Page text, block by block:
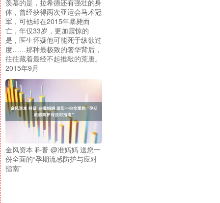
羡慕的是，拉希德还有强壮的身
体，曾经获得两次亚运会马术冠
军，可他却在2015年暴毙而
亡，年仅33岁，更加震惊的
是，医生怀疑他可能死于纵欲过
度……那种最极致的奢华背后，
往往藏着最经不起推敲的荒唐。
2015年9月
金风资本 科普 @准妈妈 送您一
份全面的“孕期流感防护与应对
指南”